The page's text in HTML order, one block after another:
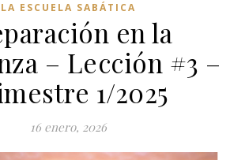
LA ESCUELA SABÁTICA
en la
– Lección #3 –
1/2025
16 enero, 2026